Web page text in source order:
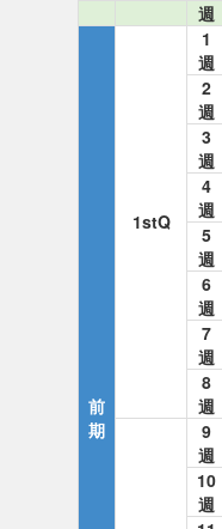
週
前
期
1stQ
1
週
2
週
3
週
4
週
5
週
6
週
7
週
8
週
9
週
10
週